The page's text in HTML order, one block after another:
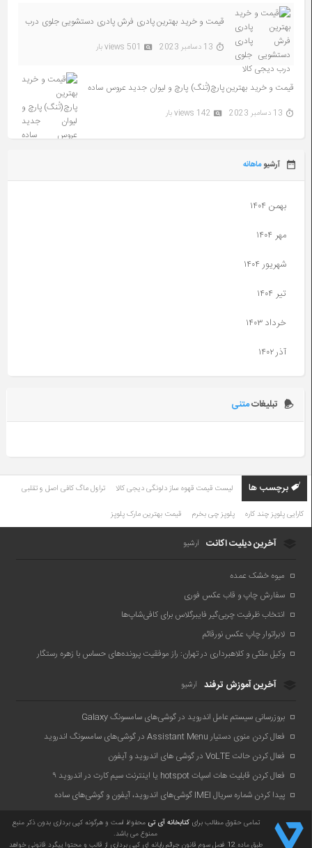
قیمت و خرید بهترین پادری فرش پادری دستشویی جلوی درب
13 دسامبر 2023 501 views بار
قیمت و خرید بهترین پارچ(تُنگ) پارچ و لیوان جدید عروس ساده
13 دسامبر 2023 142 views بار
آرشیوماهانه
بهمن ۱۴۰۴
مهر ۱۴۰۴
شهریور ۱۴۰۴
تیر ۱۴۰۴
خرداد ۱۴۰۳
آذر ۱۴۰۲
مهر ۱۴۰۲
خرداد ۱۴۰۱
مرداد ۱۴۰۰
اردیبهشت ۱۳۹۹
فروردین ۱۳۹۸
مهر ۱۳۹۷
تبلیغاتمتنی
برچسب ها لیست قیمت قهوه ساز دلونگی دیجی کالا تراول ماگ کافی اصل و تقلبی
کارایی پلوپز چند کاره پلوپز چی بخرم قیمت بهترین مارک پلوپز
آخرین دیلیت اکانت آرشیو
میوه خشک عمده
سفارش چاپ و قاب عکس فوری
انتخاب ظرفیت چربی‌گیر فایبرگلاس برای کافی‌شاپ‌ها
لابراتوار چاپ عکس نورقائم
وکیل ملکی و کلاهبرداری در تهران: راز موفقیت پرونده‌های حساس با زهره رستگار
آخرین آموزش ترفند آرشیو
بروزرسانی سیستم عامل اندروید در گوشی‌های سامسونگ Galaxy
فعال کردن منوی دستیار Assistant Menu در گوشی‌های سامسونگ اندروید
فعال کردن حالت VoLTE در گوشی های اندروید و آیفون
فعال کردن قابلیت هات اسپات hotspot یا اینترنت سیم کارت در اندروید ۹
پیدا کردن شماره سریال IMEI گوشی‌های اندروید، آیفون و گوشی‌های ساده
تمامی حقوق مطالب برای کتابخانه آی تی محفوظ است و هرگونه کپی برداری بدون ذکر منبع
ممنوع می باشد.
طبق ماده 12 فصل سوم قانون جرائم رایانه ای کپی برداری از قالب و محتوا پیگرد قانونی خواهد